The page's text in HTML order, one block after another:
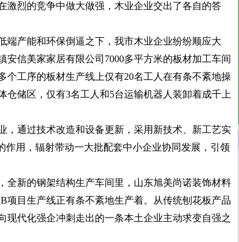
激烈的竞争中做大做强，木业企业交出了各自的答
端产能和环保倒逼之下，我市木业企业纷纷顺应大
安信美家家居有限公司7000多平方米的板材加工车间
个工序的板材生产线上仅有20名工人在有条不紊地操
仓储区，仅有3名工人和5台运输机器人装卸着成千上
，通过技术改造和设备更新，采用新技术、新工艺实
作用，辐射带动一大批配套中小企业协同发展，引领
全新的钢架结构生产车间里，山东旭美尚诺装饰材料
项目生产线正有条不紊地生产着。从传统刨花板产品
现代化强企冲刺走出的一条本土企业主动求变自强之